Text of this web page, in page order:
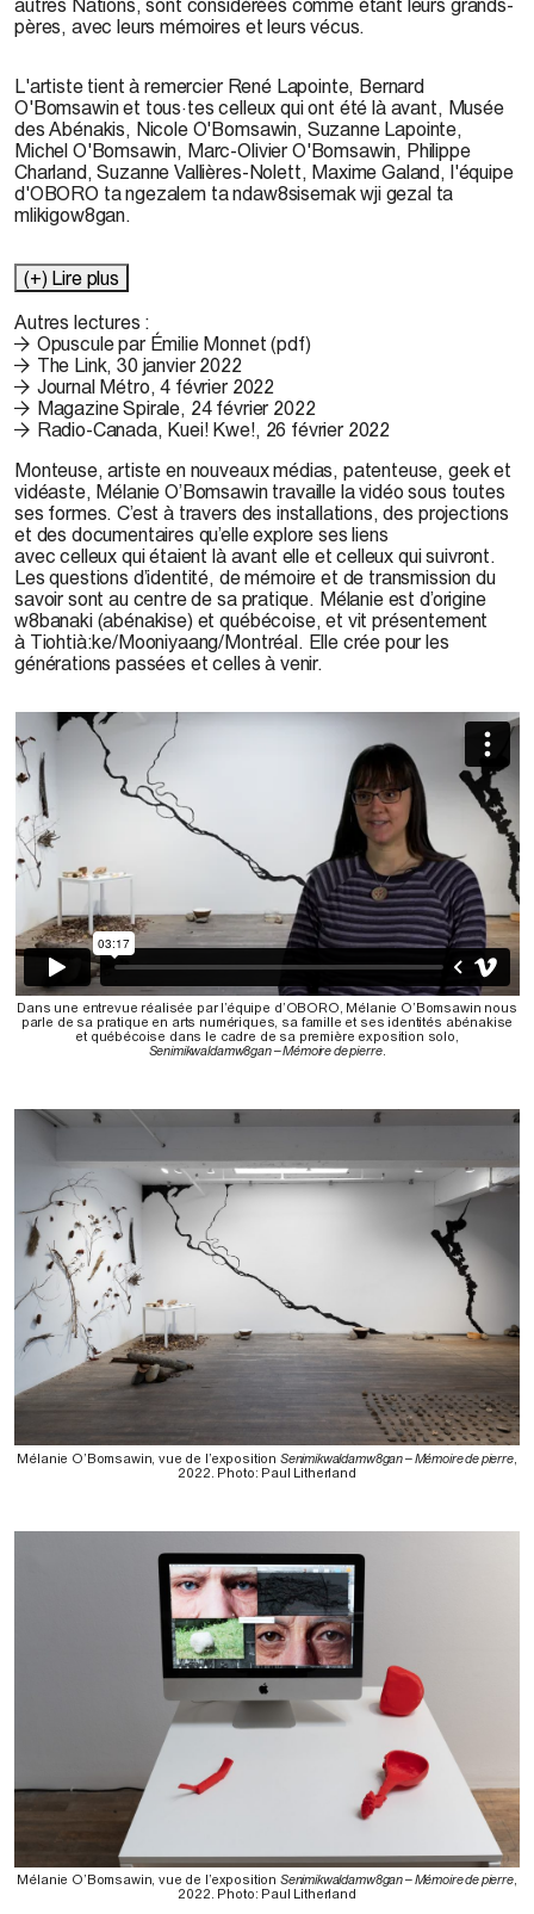
autres Nations, sont considérées comme étant leurs grands-
pères, avec leurs mémoires et leurs vécus.
L'artiste tient à remercier René Lapointe, Bernard
O'Bomsawin et tous·tes celleux qui ont été là avant, Musée
des Abénakis, Nicole O'Bomsawin, Suzanne Lapointe,
Michel O'Bomsawin, Marc-Olivier O'Bomsawin, Philippe
Charland, Suzanne Vallières-Nolett, Maxime Galand, l'équipe
d'OBORO ta ngezalem ta ndaw8sisemak wji gezal ta
mlikigow8gan.
(+) Lire plus
Autres lectures :
Opuscule par Émilie Monnet (pdf)
The Link, 30 janvier 2022
Journal Métro, 4 février 2022
Magazine Spirale, 24 février 2022
Radio-Canada, Kuei! Kwe!, 26 février 2022
Monteuse, artiste en nouveaux médias, patenteuse, geek et
vidéaste, Mélanie O’Bomsawin travaille la vidéo sous toutes
ses formes. C’est à travers des installations, des projections
et des documentaires qu’elle explore ses liens
avec celleux qui étaient là avant elle et celleux qui suivront.
Les questions d’identité, de mémoire et de transmission du
savoir sont au centre de sa pratique. Mélanie est d’origine
w8banaki (abénakise) et québécoise, et vit présentement
à Tiohtià:ke/Mooniyaang/Montréal. Elle crée pour les
générations passées et celles à venir.
Dans une entrevue réalisée par l’équipe d’OBORO, Mélanie O’Bomsawin nous
parle de sa pratique en arts numériques, sa famille et ses identités abénakise
et québécoise dans le cadre de sa première exposition solo,
Senimikwaldamw8gan – Mémoire de pierre.
Mélanie O’Bomsawin, vue de l’exposition Senimikwaldamw8gan – Mémoire de pierre,
2022. Photo: Paul Litherland⁠
Mélanie O’Bomsawin, vue de l’exposition Senimikwaldamw8gan – Mémoire de pierre,
2022. Photo: Paul Litherland⁠